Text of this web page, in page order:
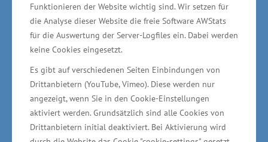
Funktionieren der Website wichtig sind. Wir setzen für
die Analyse dieser Website die freie Software AWStats
für die Auswertung der Server-Logfiles ein. Dabei werden
keine Cookies eingesetzt.
Es gibt auf verschiedenen Seiten Einbindungen von
Drittanbietern (YouTube, Vimeo). Diese werden nur
angezeigt, wenn Sie in den Cookie-Einstellungen
aktiviert werden. Grundsätzlich sind alle Cookies von
Drittanbietern initial deaktiviert. Bei Aktivierung wird
erneuerbare Energien. Die LEKA MV begleitet
und berät die Gemeinden kompetent und
neutral und unterstützt sie, ihre eigene
Energiewende vor Ort im Interesse aller
Beteiligten umzusetzen“, ergänzt Gunnar
Wobig.
Die Nachfrage nach Beratungen durch die LEKA